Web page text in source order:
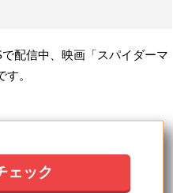
配信中、映画「スパイダーマ
。
ェック